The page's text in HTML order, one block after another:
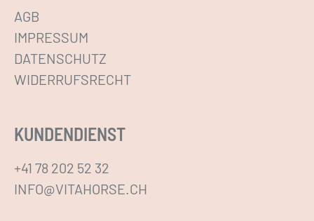
AGB
IMPRESSUM
DATENSCHUTZ
WIDERRUFSRECHT
KUNDENDIENST
+41 78 202 52 32
INFO@VITAHORSE.CH